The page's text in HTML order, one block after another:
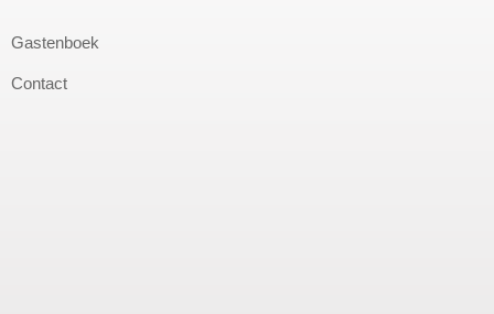
Gastenboek
Contact